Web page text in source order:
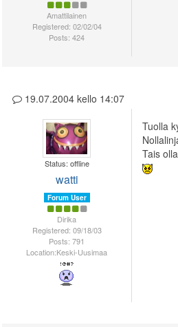
Amattilainen
Registered: 02/02/04
Posts: 424
19.07.2004 kello 14:07
Status: offline
watti
Forum User
Dirika
Registered: 09/18/03
Posts: 791
Location:Keski-Uusimaa
Tuolla
Tais